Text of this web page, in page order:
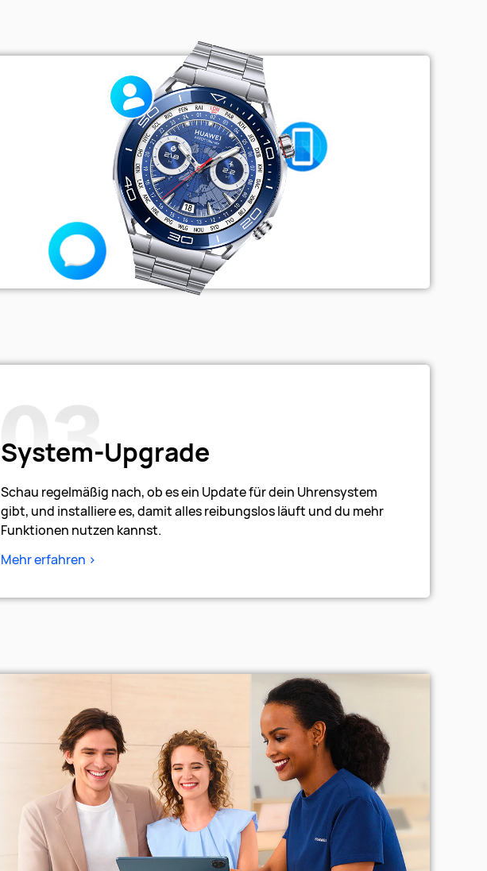
System-Upgrade
Schau regelmäßig nach, ob es ein Update für dein Uhrensystem
gibt, und installiere es, damit alles reibungslos läuft und du mehr
Funktionen nutzen kannst.
Mehr erfahren >